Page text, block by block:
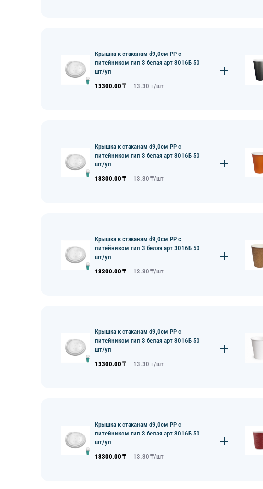
Крышка к стаканам d9,0см PP с
питейником тип 3 белая арт 3016Б 50
шт/уп
13300.00 ₸ 13.30 ₸/шт
Крышка к стаканам d9,0см PP с
питейником тип 3 белая арт 3016Б 50
шт/уп
13300.00 ₸ 13.30 ₸/шт
Крышка к стаканам d9,0см PP с
питейником тип 3 белая арт 3016Б 50
шт/уп
13300.00 ₸ 13.30 ₸/шт
Крышка к стаканам d9,0см PP с
питейником тип 3 белая арт 3016Б 50
шт/уп
13300.00 ₸ 13.30 ₸/шт
Крышка к стаканам d9,0см PP с
питейником тип 3 белая арт 3016Б 50
шт/уп
13300.00 ₸ 13.30 ₸/шт